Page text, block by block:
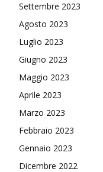
Settembre 2023
Agosto 2023
Luglio 2023
Giugno 2023
Maggio 2023
Aprile 2023
Marzo 2023
Febbraio 2023
Gennaio 2023
Dicembre 2022